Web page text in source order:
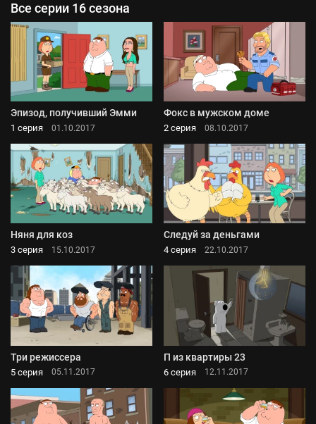
Все серии 16 сезона
Эпизод, получивший Эмми
1 серия 01.10.2017
Фокс в мужском доме
2 серия 08.10.2017
Няня для коз
3 серия 15.10.2017
Следуй за деньгами
4 серия 22.10.2017
Три режиссера
5 серия 05.11.2017
П из квартиры 23
6 серия 12.11.2017